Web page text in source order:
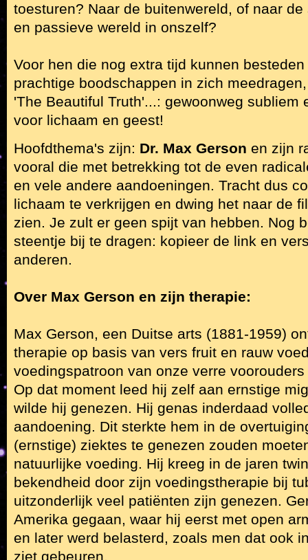
toesturen? Naar de buitenwereld, of naar
en passieve wereld in onszelf?
Voor hen die nog extra tijd kunnen
prachtige boodschappen in zich
'The Beautiful Truth'...: gewoonweg subliem
voor lichaam en geest!
Hoofdthema's zijn: Dr. Max Gerson en zijn
vooral die met betrekking tot de even
en vele andere aandoeningen. Tracht dus
lichaam te verkrijgen en dwing het naar de
zien. Je zult er geen spijt van hebben. Nog
steentje bij te dragen: kopieer de link en
anderen.
Over Max Gerson en zijn therapie:
Max Gerson, een Duitse arts (1881-1959)
therapie op basis van vers fruit en rauw
voedingspatroon van onze verre
Op dat moment leed hij zelf aan ernstige
wilde hij genezen. Hij genas inderdaad
aandoening. Dit sterkte hem in de
(ernstige) ziektes te genezen zouden
natuurlijke voeding. Hij kreeg in de jaren
bekendheid door zijn voedingstherapie bij
uitzonderlijk veel patiënten zijn genezen.
Amerika gegaan, waar hij eerst met open
en later werd belasterd, zoals men dat ook
ziet gebeuren.